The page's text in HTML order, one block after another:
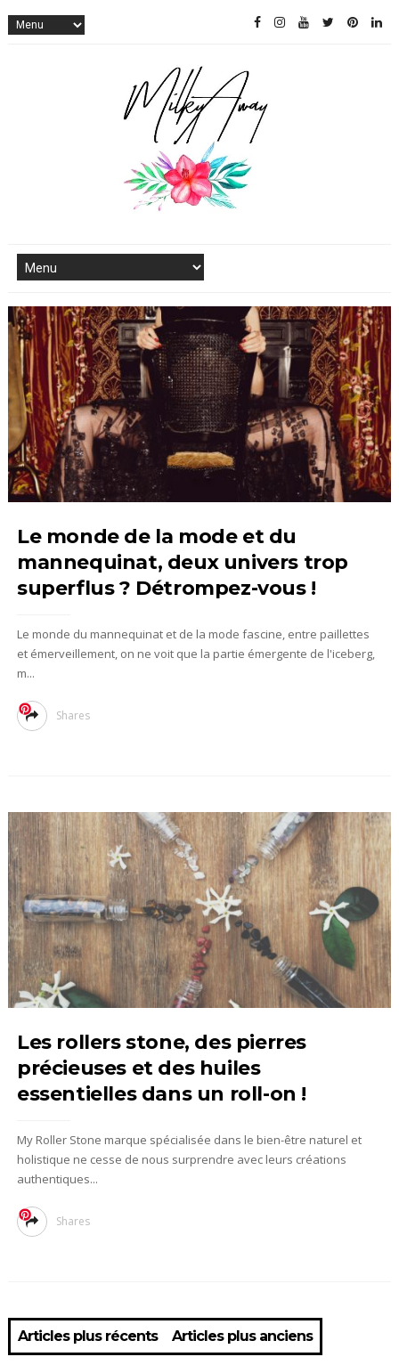
Le monde de la mode et du
mannequinat, deux univers trop
superflus ? Détrompez-vous !
Le monde du mannequinat et de la mode fascine, entre paillettes
et émerveillement, on ne voit que la partie émergente de l'iceberg,
m...
Shares
Les rollers stone, des pierres
précieuses et des huiles
essentielles dans un roll-on !
My Roller Stone marque spécialisée dans le bien-être naturel et
holistique ne cesse de nous surprendre avec leurs créations
authentiques...
Shares
Articles plus récents Articles plus anciens